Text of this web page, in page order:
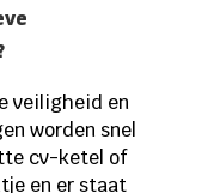
veiligheid en
worden snel
cv-ketel of
en er staat